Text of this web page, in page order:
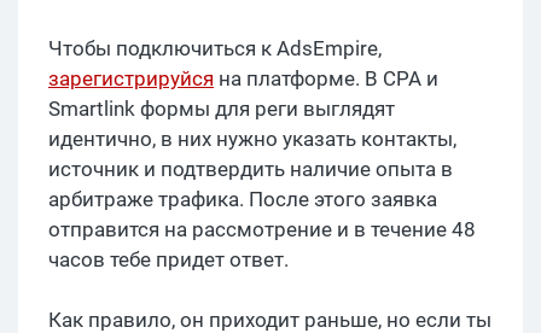
Чтобы подключиться к AdsEmpire,
зарегистрируйся на платформе. В CPA и
Smartlink формы для реги выглядят
идентично, в них нужно указать контакты,
источник и подтвердить наличие опыта в
арбитраже трафика. После этого заявка
отправится на рассмотрение и в течение 48
часов тебе придет ответ.
Как правило, он приходит раньше, но если ты